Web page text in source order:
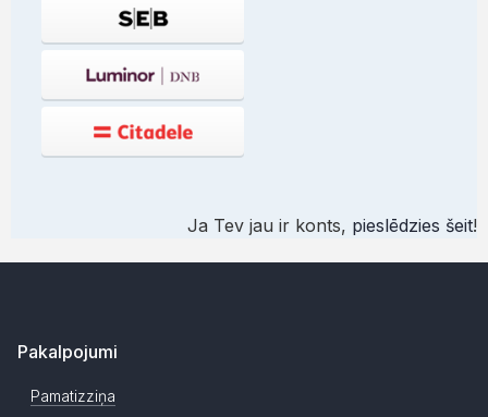
Ja Tev jau ir konts, pieslēdzies šeit!
Pakalpojumi
Pamatizziņa